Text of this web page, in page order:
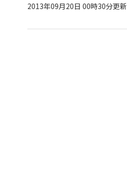
2013年09月20日 00時30分更新